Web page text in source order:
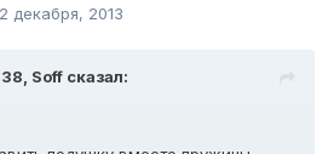
декабря, 2013
Soff сказал: